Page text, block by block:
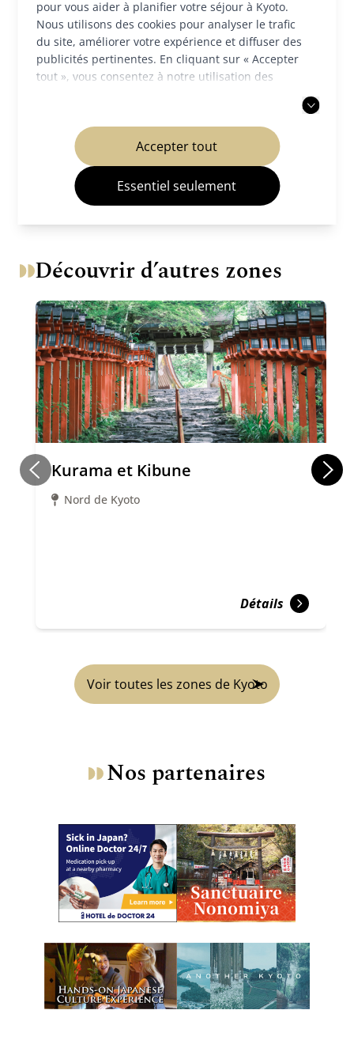
pour vous aider à planifier votre séjour à Kyoto.
Nous utilisons des cookies pour analyser le trafic
du site, améliorer votre expérience et diffuser des
publicités pertinentes. En cliquant sur « Accepter
tout », vous consentez à notre utilisation des
d'informations, veuillez consulter notrepolitique
de confidentialité
Accepter tout
Essentiel seulement
Promotion de la ville de Kyoto par les
influenceurs
Lire l'article
Découvrir d’autres zones
Kurama et Kibune
Nord de Kyoto
Détails
Voir toutes les zones de Kyoto
Nos partenaires